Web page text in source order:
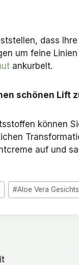
dass
um feine
ankurbelt.
schönen Lift
können
auf und
#Aloe Vera